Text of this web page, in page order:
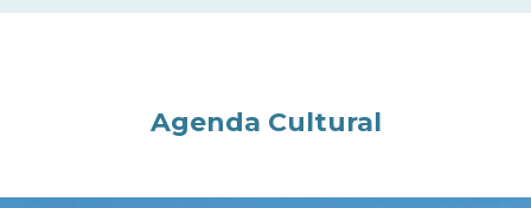
Agenda Cultural